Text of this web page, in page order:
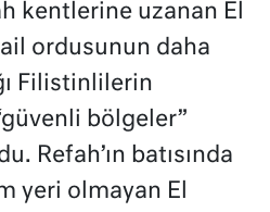
kentlerine uzanan El
ordusunun daha
Filistinlilerin
bölgeler”
Refah’ın batısında
yeri olmayan El